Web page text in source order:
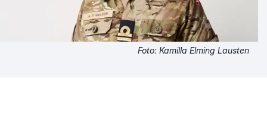
Foto: Kamilla Elming Lausten